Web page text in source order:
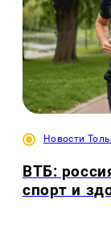
Новости
ВТБ:
спорт и